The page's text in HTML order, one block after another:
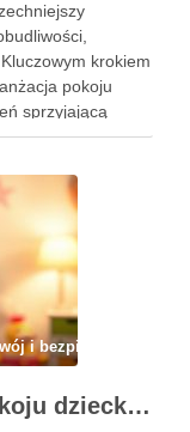
krokiem
pokoju
sprzyjającą
mebli oraz
i bezpieczeństwo
Zabezpieczenie drzwi w pokoju dziecka: jak skutecznie chronić przed przytrzaśnięciem i niepożądanym otwarciem